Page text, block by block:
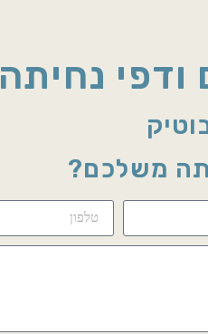
נחיתה
משלכם?